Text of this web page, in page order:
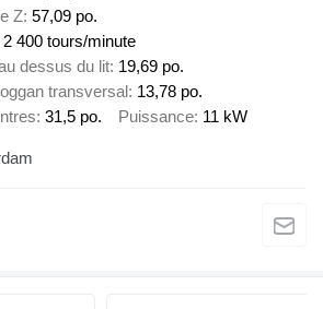
Z 57,09 po.
2 400 tours/minute
dessus du lit 19,69 po.
transversal 13,78 po.
31,5 po. Puissance 11 kW